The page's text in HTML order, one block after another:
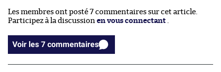
Les membres ont posté 7 commentaires sur cet article.
Participez à la discussion en vous connectant
Voir les 7 commentaires